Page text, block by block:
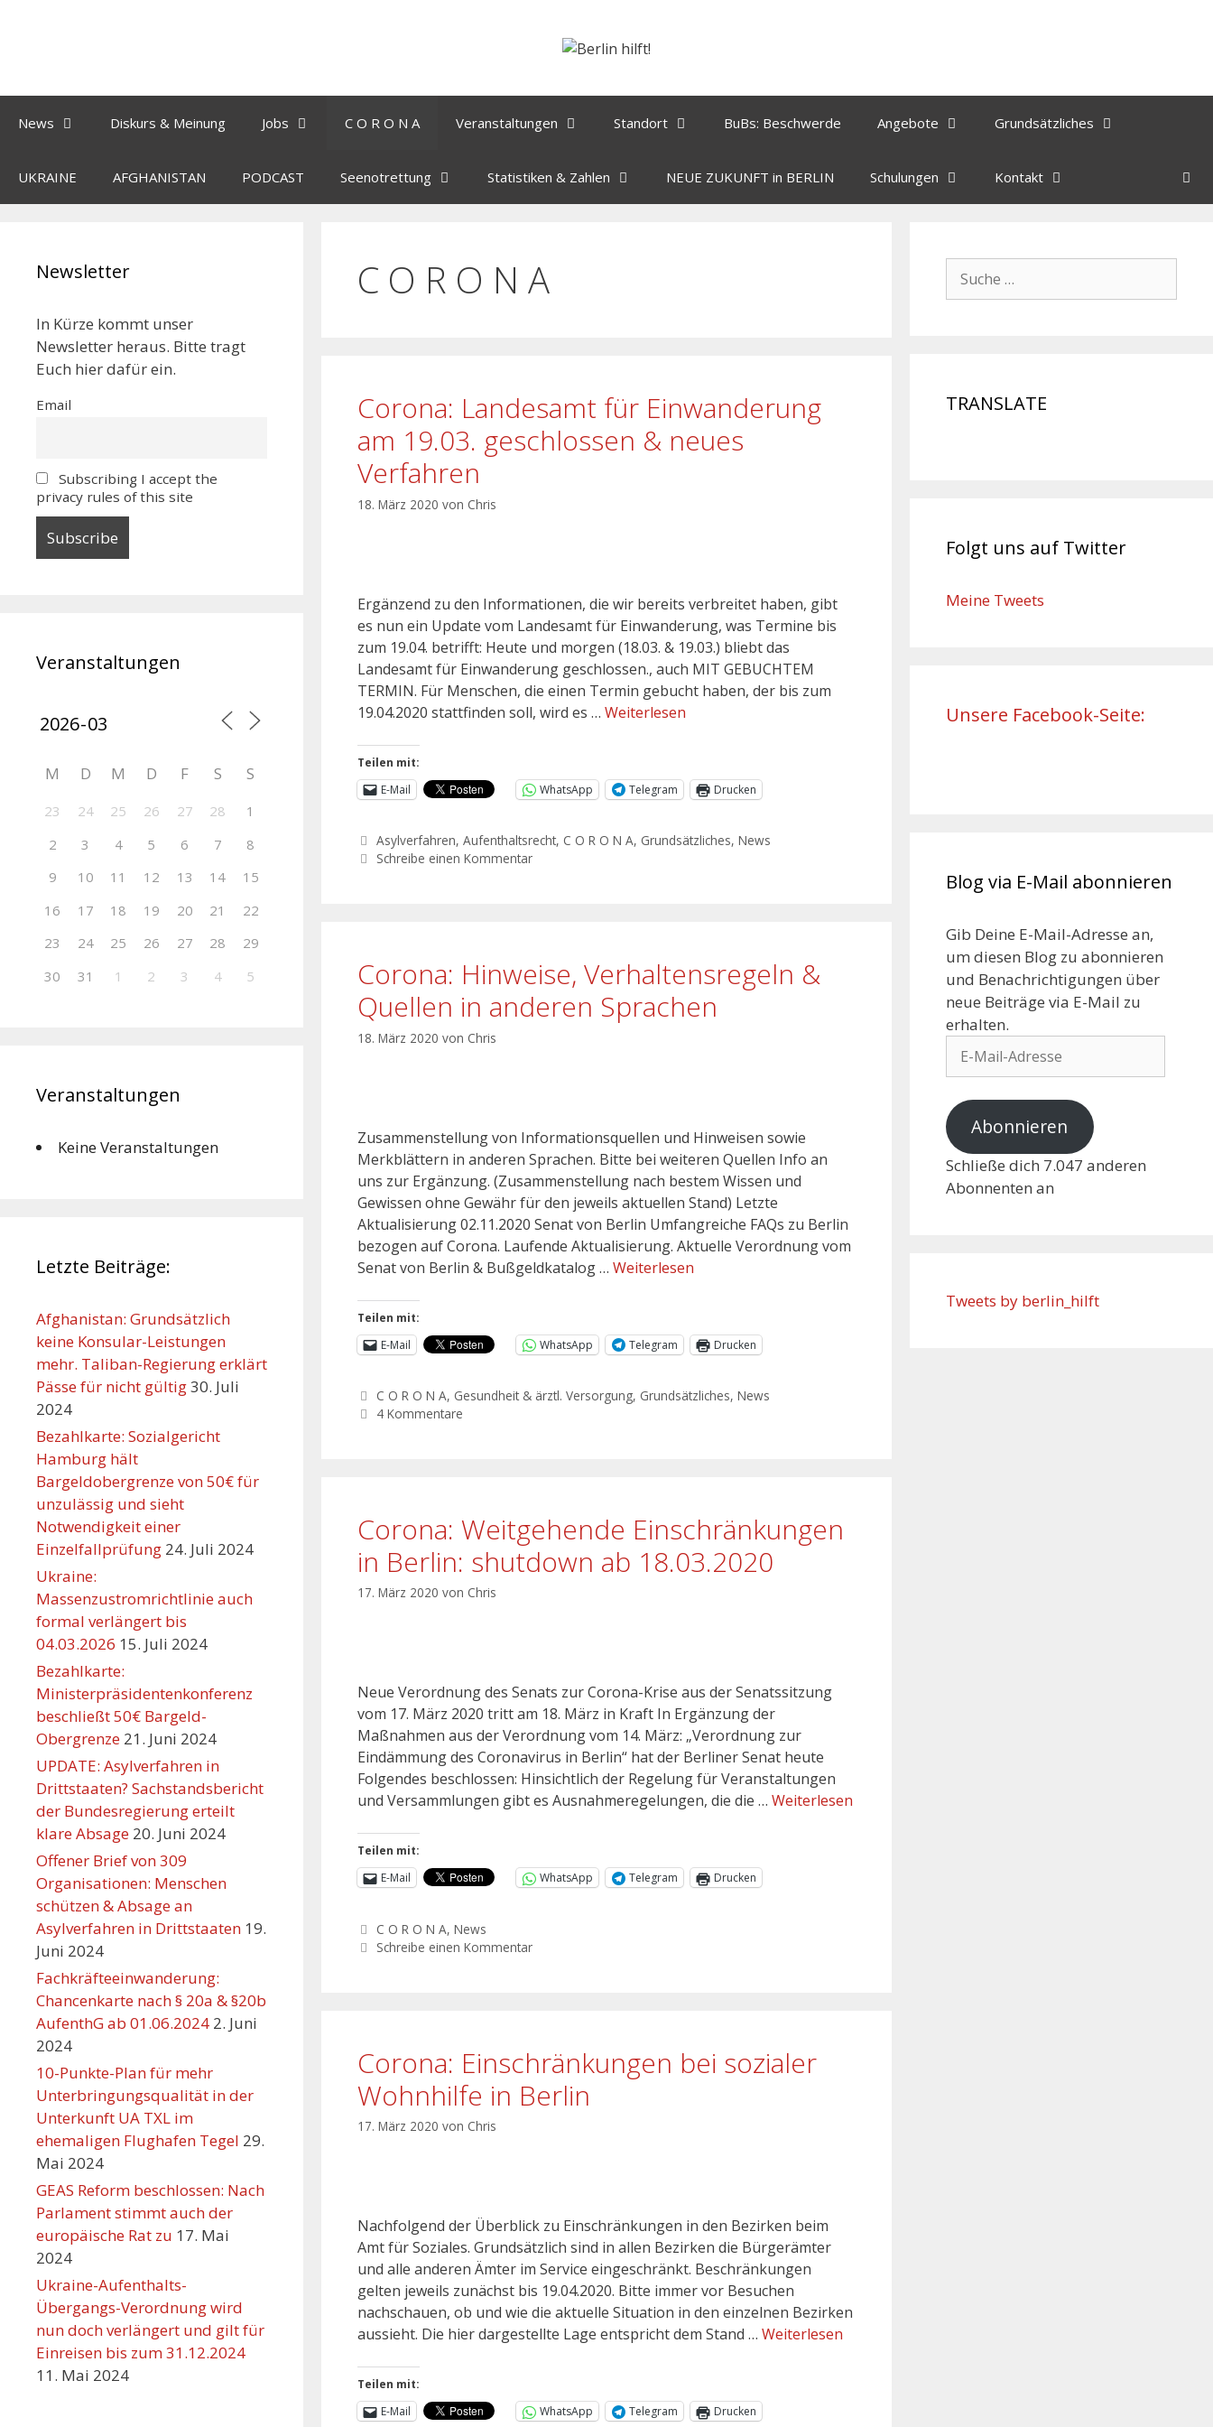
News Diskurs & Meinung Jobs C O R O N A Veranstaltungen Standort BuBs: Beschwerde Angebote Grundsätzliches
UKRAINE AFGHANISTAN PODCAST Seenotrettung Statistiken & Zahlen NEUE ZUKUNFT in BERLIN Schulungen Kontakt
C O R O N A
Corona: Landesamt für Einwanderung
am 19.03. geschlossen & neues
Verfahren
18. März 2020 von Chris
Ergänzend zu den Informationen, die wir bereits verbreitet haben, gibt
es nun ein Update vom Landesamt für Einwanderung, was Termine bis
zum 19.04. betrifft: Heute und morgen (18.03. & 19.03.) bliebt das
Landesamt für Einwanderung geschlossen., auch MIT GEBUCHTEM
TERMIN. Für Menschen, die einen Termin gebucht haben, der bis zum
19.04.2020 stattfinden soll, wird es … Weiterlesen
Teilen mit:
E-Mail
WhatsApp Telegram Drucken
Asylverfahren,Aufenthaltsrecht, C O R O N A, Grundsätzliches,News
Schreibe einen Kommentar
Corona: Hinweise, Verhaltensregeln &
Quellen in anderen Sprachen
18. März 2020 von Chris
Zusammenstellung von Informationsquellen und Hinweisen sowie
Merkblättern in anderen Sprachen. Bitte bei weiteren Quellen Info an
uns zur Ergänzung. (Zusammenstellung nach bestem Wissen und
Gewissen ohne Gewähr für den jeweils aktuellen Stand) Letzte
Aktualisierung 02.11.2020 Senat von Berlin Umfangreiche FAQs zu Berlin
bezogen auf Corona. Laufende Aktualisierung. Aktuelle Verordnung vom
Senat von Berlin & Bußgeldkatalog … Weiterlesen
Teilen mit:
E-Mail
WhatsApp Telegram Drucken
C O R O N A, Gesundheit & ärztl. Versorgung, Grundsätzliches,News
4 Kommentare
Corona: Weitgehende Einschränkungen
in Berlin: shutdown ab 18.03.2020
17. März 2020 von Chris
Neue Verordnung des Senats zur Corona-Krise aus der Senatssitzung
vom 17. März 2020 tritt am 18. März in Kraft In Ergänzung der
Maßnahmen aus der Verordnung vom 14. März: „Verordnung zur
Eindämmung des Coronavirus in Berlin“ hat der Berliner Senat heute
Folgendes beschlossen: Hinsichtlich der Regelung für Veranstaltungen
und Versammlungen gibt es Ausnahmeregelungen, die die … Weiterlesen
Teilen mit:
E-Mail
WhatsApp Telegram Drucken
C O R O N A,News
Schreibe einen Kommentar
Corona: Einschränkungen bei sozialer
Wohnhilfe in Berlin
17. März 2020 von Chris
Nachfolgend der Überblick zu Einschränkungen in den Bezirken beim
Amt für Soziales. Grundsätzlich sind in allen Bezirken die Bürgerämter
und alle anderen Ämter im Service eingeschränkt. Beschränkungen
gelten jeweils zunächst bis 19.04.2020. Bitte immer vor Besuchen
nachschauen, ob und wie die aktuelle Situation in den einzelnen Bezirken
aussieht. Die hier dargestellte Lage entspricht dem Stand … Weiterlesen
Teilen mit:
E-Mail
WhatsApp Telegram Drucken
Newsletter
In Kürze kommt unser
Newsletter heraus. Bitte tragt
Euch hier dafür ein.
Email
Subscribing I accept the
privacy rules of this site
Veranstaltungen
M D M D F S S
23 24 25 26 27 28
1
2
3 4 5 6 7
8
9
10 11 12 13 14
15
16
17 18 19 20 21
22
23
24 25 26 27 28
29
30
31 1 2 3 4 5
Veranstaltungen
Keine Veranstaltungen
Letzte Beiträge:
Afghanistan: Grundsätzlich
keine Konsular-Leistungen
mehr. Taliban-Regierung erklärt
Pässe für nicht gültig30. Juli
2024
Bezahlkarte: Sozialgericht
Hamburg hält
Bargeldobergrenze von 50€ für
unzulässig und sieht
Notwendigkeit einer
Einzelfallprüfung 24. Juli 2024
Ukraine:
Massenzustromrichtlinie auch
formal verlängert bis
04.03.2026 15. Juli 2024
Bezahlkarte:
Ministerpräsidentenkonferenz
beschließt 50€ Bargeld-
Obergrenze 21. Juni 2024
UPDATE: Asylverfahren in
Drittstaaten? Sachstandsbericht
der Bundesregierung erteilt
klare Absage 20. Juni 2024
Offener Brief von 309
Organisationen: Menschen
schützen & Absage an
Asylverfahren in Drittstaaten 19.
Juni 2024
Fachkräfteeinwanderung:
Chancenkarte nach § 20a & §20b
AufenthG ab 01.06.2024 2. Juni
2024
10-Punkte-Plan für mehr
Unterbringungsqualität in der
Unterkunft UA TXL im
ehemaligen Flughafen Tegel 29.
Mai 2024
GEAS Reform beschlossen: Nach
Parlament stimmt auch der
europäische Rat zu 17. Mai
2024
Ukraine-Aufenthalts-
Übergangs-Verordnung wird
nun doch verlängert und gilt für
Einreisen bis zum 31.12.2024
11. Mai 2024
TRANSLATE
Folgt uns auf Twitter
Meine Tweets
Unsere Facebook-Seite:
Blog via E-Mail abonnieren
Gib Deine E-Mail-Adresse an,
um diesen Blog zu abonnieren
und Benachrichtigungen über
neue Beiträge via E-Mail zu
erhalten.
Abonnieren
Schließe dich 7.047 anderen
Abonnenten an
Tweets by berlin_hilft